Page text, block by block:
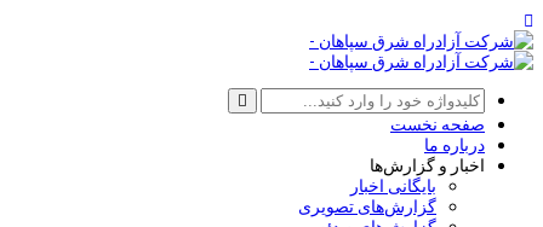
صفحه نخست
درباره ما
اخبار و گزارش‌ها
بایگانی اخبار
گزارش‌های تصویری